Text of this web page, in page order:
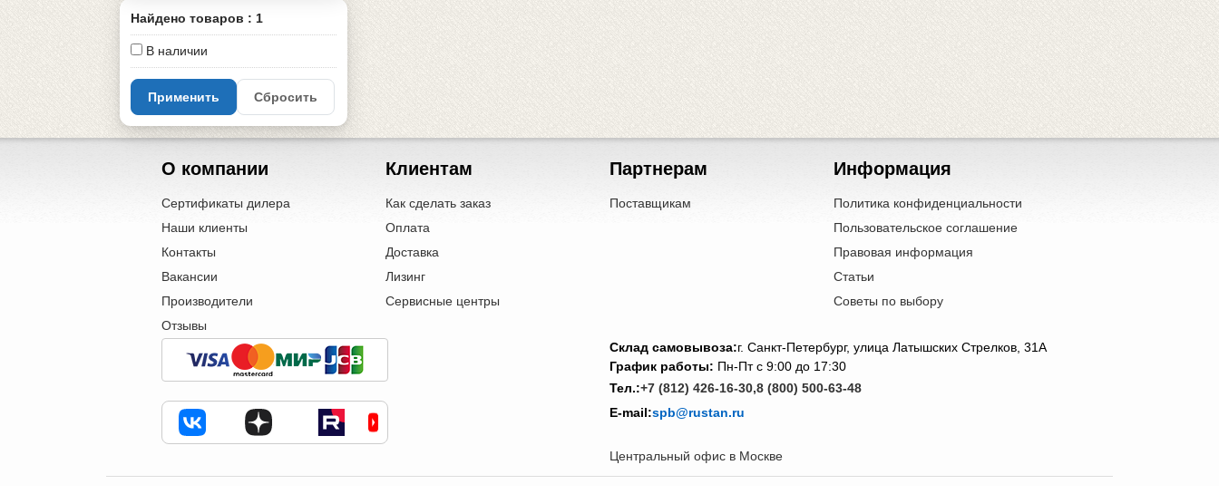
Найдено товаров : 1
В наличии
Применить Сбросить
О компании
Сертификаты дилера
Наши клиенты
Контакты
Вакансии
Производители
Отзывы
Клиентам
Как сделать заказ
Оплата
Доставка
Лизинг
Сервисные центры
Партнерам
Поставщикам
Информация
Политика конфиденциальности
Пользовательское соглашение
Правовая информация
Статьи
Советы по выбору
Cклад самовывоза:г. Санкт-Петербург, улица Латышских Стрелков, 31А
График работы: Пн-Пт с 9:00 до 17:30
Тел.:+7 (812) 426-16-30,8 (800) 500-63-48
E-mail:spb@rustan.ru
Центральный офис в Москве